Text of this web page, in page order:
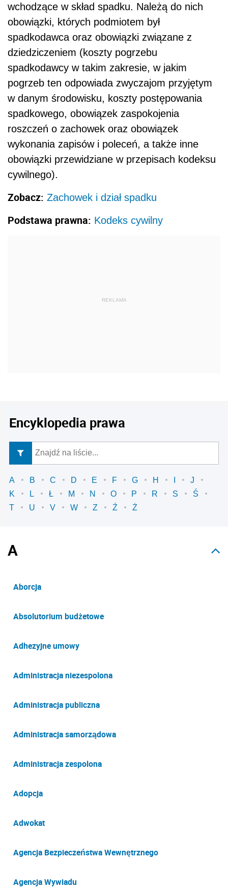
wchodzące w skład spadku. Należą do nich
obowiązki, których podmiotem był
spadkodawca oraz obowiązki związane z
dziedziczeniem (koszty pogrzebu
spadkodawcy w takim zakresie, w jakim
pogrzeb ten odpowiada zwyczajom przyjętym
w danym środowisku, koszty postępowania
spadkowego, obowiązek zaspokojenia
roszczeń o zachowek oraz obowiązek
wykonania zapisów i poleceń, a także inne
obowiązki przewidziane w przepisach kodeksu
cywilnego).
Zobacz: Zachowek i dział spadku
Podstawa prawna: Kodeks cywilny
REKLAMA
Encyklopedia prawa
A B C D E F G H
J
K
L Ł M N O P R S
Ś
T
U V W Z Ź Ż
A
Aborcja
Absolutorium budżetowe
Adhezyjne umowy
Administracja niezespolona
Administracja publiczna
Administracja samorządowa
Administracja zespolona
Adopcja
Adwokat
Agencja Bezpieczeństwa Wewnętrznego
Agencja Wywiadu